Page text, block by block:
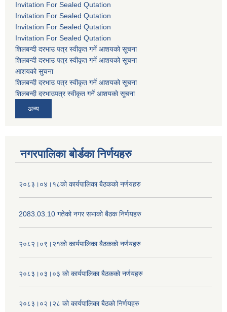
Invitation For Sealed Qutation
Invitation For Sealed Qutation
Invitation For Sealed Qutation
Invitation For Sealed Qutation
शिलबन्दी दरभाउ पत्र स्वीकृत गर्ने आशयको सूचना
शिलबन्दी दरभाउ पत्र स्वीकृत गर्ने आशयको सूचना
आशयको सुचना
शिलबन्दी दरभाउ पत्र स्वीकृत गर्ने आशयको सूचना
शिलबन्दी दरभाउपत्र स्वीकृत गर्ने आशयको सूचना
अन्य
नगरपालिका बोर्डका निर्णयहरु
२०८३।०४।१८को कार्यपालिका बैठकको नर्णयहरु
2083.03.10 गतेको नगर सभाको बैठक निर्णयहरु
२०८२।०९।२१को कार्यपालिका बैठकको नर्णयहरु
२०८३।०३।०३ को कार्यपालिका बैठकको नर्णयहरु
२०८३।०२।२८ को कार्यपालिका बैठको निर्णयहरु